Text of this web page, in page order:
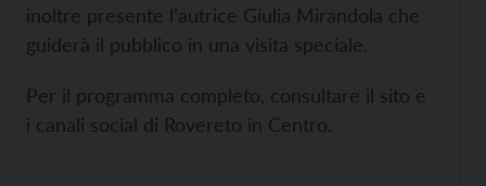
inoltre presente l’autrice Giulia Mirandola che
guiderà il pubblico in una visita speciale.
Per il programma completo, consultare il sito e
i canali social di Rovereto in Centro.